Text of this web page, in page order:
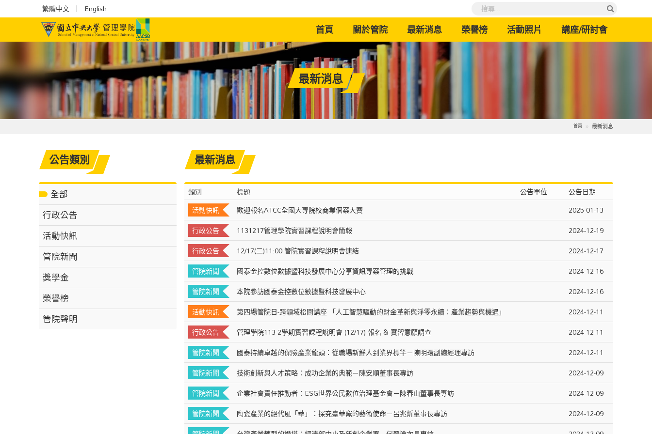
繁體中文 English
首頁(current)關於管院 最新消息 榮譽榜 活動照片 講座/研討會
最新消息
首頁 最新消息
公告類別
全部
行政公告
活動快訊
管院新聞
獎學金
榮譽榜
管院聲明
最新消息
類別 標題 公告單位
公告日期
活動快訊
歡迎報名ATCC全國大專院校商業個案大賽
2025-01-13
行政公告
1131217管理學院實習課程說明會簡報
2024-12-19
行政公告
12/17(二)11:00 管院實習課程說明會連結
2024-12-17
管院新聞
國泰金控數位數據暨科技發展中心分享資訊專案管理的挑戰
2024-12-16
管院新聞
本院參訪國泰金控數位數據暨科技發展中心
2024-12-16
活動快訊
第四場管院日-跨領域松問講座 「人工智慧驅動的財金革新與淨零永續：產業趨勢與機遇」
2024-12-11
行政公告
管理學院113-2學期實習課程說明會 (12/17) 報名 & 實習意願調查
2024-12-11
管院新聞
國泰持續卓越的保險產業龍頭：從職場新鮮人到業界標竿－陳明環副總經理專訪
2024-12-11
管院新聞
技術創新與人才策略：成功企業的典範－陳安順董事長專訪
2024-12-09
管院新聞
企業社會責任推動者：ESG世界公民數位治理基金會－陳春山董事長專訪
2024-12-09
管院新聞
陶瓷產業的絕代風「華」：探究臺華窯的藝術使命－呂兆炘董事長專訪
2024-12-09